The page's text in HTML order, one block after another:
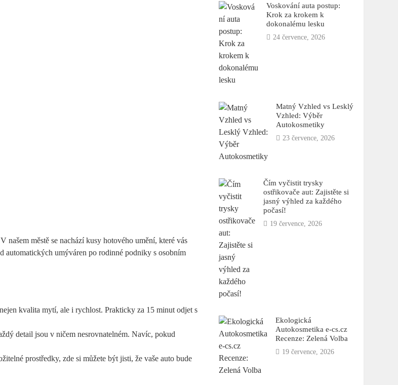
našem městě se nachází kusy hotového umění, které vás
automatických umýváren po rodinné podniky s osobním
kvalita mytí, ale i rychlost. Prakticky za 15 minut odjet s
detail jsou v ničem nesrovnatelném. Navíc, pokud
prostředky, zde si můžete být jisti, že vaše auto bude
Voskování auta postup:
Krok za krokem k
dokonalému lesku
24 července, 2026
Matný Vzhled vs Lesklý
Vzhled: Výběr
Autokosmetiky
23 července, 2026
Čím vyčistit trysky
ostřikovače aut: Zajistěte si
jasný výhled za každého
počasí!
19 července, 2026
Ekologická
Autokosmetika e-cs.cz
Recenze: Zelená Volba
19 července, 2026